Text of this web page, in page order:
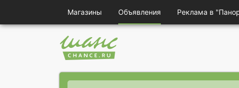
Магазины Объявления Реклама в